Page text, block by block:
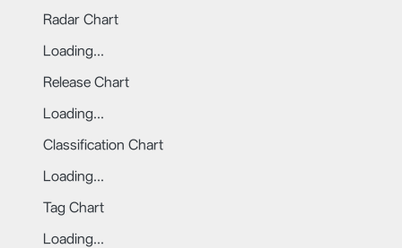
Radar Chart
Loading...
Release Chart
Loading...
Classification Chart
Loading...
Tag Chart
Loading...